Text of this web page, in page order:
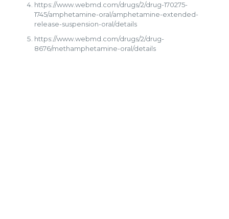
https://www.webmd.com/drugs/2/drug-170275-
1745/amphetamine-oral/amphetamine-extended-
release-suspension-oral/details
https://www.webmd.com/drugs/2/drug-
8676/methamphetamine-oral/details